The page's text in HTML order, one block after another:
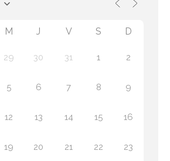
M J V S D
29 30 31 1 2
5 6 7 8 9
12 13 14 15 16
19 20 21 22 23